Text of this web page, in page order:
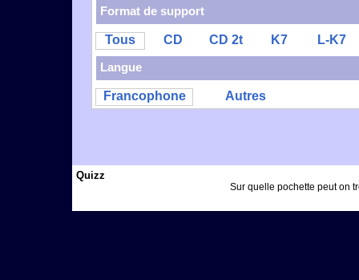
Format de support
Tous CD CD 2t K7
L-K7
Langue
Francophone Autres
Quizz
Sur quelle pochette peut on